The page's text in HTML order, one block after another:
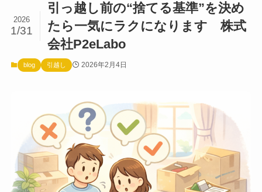
引っ越し前の“捨てる基準”を決め
たら一気にラクになります 株式
会社P2eLabo
2026
1/31
blog 引越し 2026年2月4日